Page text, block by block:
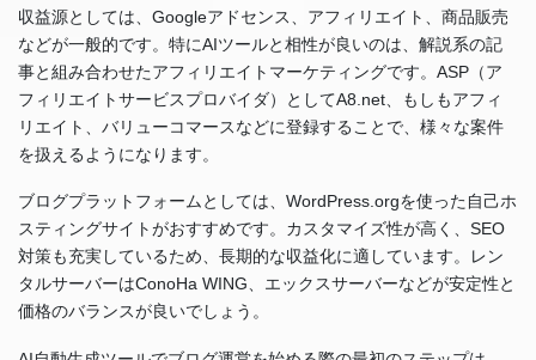
収益源としては、Googleアドセンス、アフィリエイト、商品販売
などが一般的です。特にAIツールと相性が良いのは、解説系の記
事と組み合わせたアフィリエイトマーケティングです。ASP（ア
フィリエイトサービスプロバイダ）としてA8.net、もしもアフィ
リエイト、バリューコマースなどに登録することで、様々な案件
を扱えるようになります。
ブログプラットフォームとしては、WordPress.orgを使った自己ホ
スティングサイトがおすすめです。カスタマイズ性が高く、SEO
対策も充実しているため、長期的な収益化に適しています。レン
タルサーバーはConoHa WING、エックスサーバーなどが安定性と
価格のバランスが良いでしょう。